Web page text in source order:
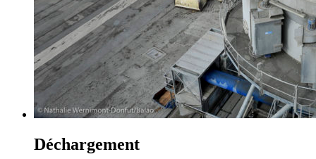
Déchargement